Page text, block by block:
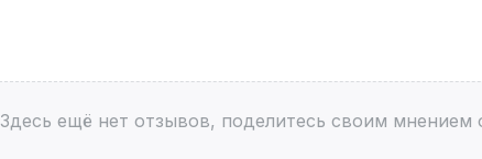
Здесь ещё нет отзывов, поделитесь своим мнением